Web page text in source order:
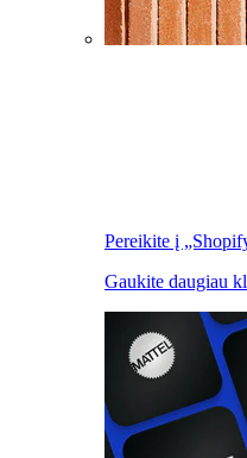
Pereikite į
Gaukite daugiau